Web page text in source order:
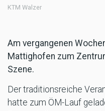
KTM Walzer
Am vergangenen
Mattighofen zum
Szene.
Der traditionsreiche
hatte zum ÖM-Lauf